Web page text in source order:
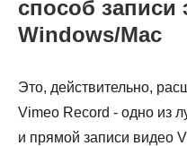
способ записи
Windows/Mac
Это, действительно,
Vimeo Record - одно из
и прямой записи видео